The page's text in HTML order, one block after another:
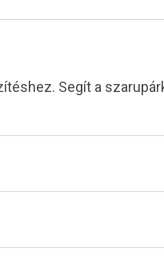
Segít a